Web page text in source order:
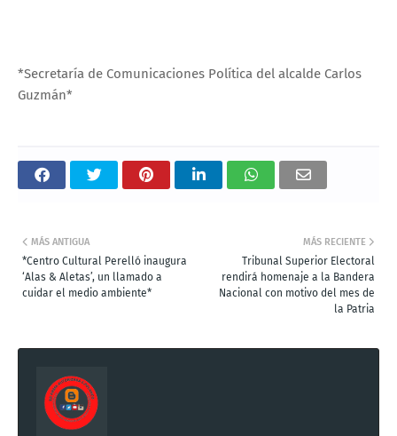
*Secretaría de Comunicaciones Política del alcalde Carlos
Guzmán*
MÁS RECIENTE
Tribunal Superior Electoral
rendirá homenaje a la Bandera
Nacional con motivo del mes de
la Patria
MÁS ANTIGUA
*Centro Cultural Perelló inaugura
‘Alas & Aletas’, un llamado a
cuidar el medio ambiente*